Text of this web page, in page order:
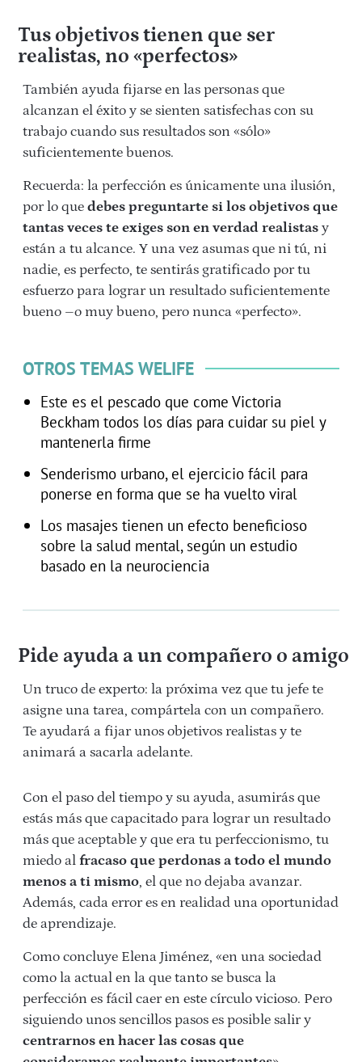
Tus objetivos tienen que ser
realistas, no «perfectos»
También ayuda fijarse en las personas que
alcanzan el éxito y se sienten satisfechas con su
trabajo cuando sus resultados son «sólo»
suficientemente buenos.
Recuerda: la perfección es únicamente una ilusión,
por lo que debes preguntarte si los objetivos que
tantas veces te exiges son en verdad realistas y
están a tu alcance. Y una vez asumas que ni tú, ni
nadie, es perfecto, te sentirás gratificado por tu
esfuerzo para lograr un resultado suficientemente
bueno –o muy bueno, pero nunca «perfecto».
OTROS TEMAS WELIFE
Este es el pescado que come Victoria
Beckham todos los días para cuidar su piel y
mantenerla firme
Senderismo urbano, el ejercicio fácil para
ponerse en forma que se ha vuelto viral
Los masajes tienen un efecto beneficioso
sobre la salud mental, según un estudio
basado en la neurociencia
Pide ayuda a un compañero o amigo
Un truco de experto: la próxima vez que tu jefe te
asigne una tarea, compártela con un compañero.
Te ayudará a fijar unos objetivos realistas y te
animará a sacarla adelante.
Con el paso del tiempo y su ayuda, asumirás que
estás más que capacitado para lograr un resultado
más que aceptable y que era tu perfeccionismo, tu
miedo al fracaso que perdonas a todo el mundo
menos a ti mismo, el que no dejaba avanzar.
Además, cada error es en realidad una oportunidad
de aprendizaje.
Como concluye Elena Jiménez, «en una sociedad
como la actual en la que tanto se busca la
perfección es fácil caer en este círculo vicioso. Pero
siguiendo unos sencillos pasos es posible salir y
centrarnos en hacer las cosas que